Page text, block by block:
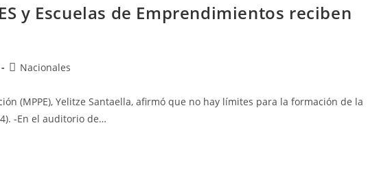
y Escuelas de Emprendimientos reciben
Nacionales
(MPPE), Yelitze Santaella, afirmó que no hay límites para la formación de la
-En el auditorio de…